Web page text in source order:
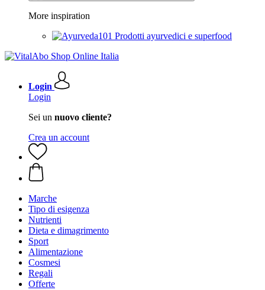
More inspiration
Prodotti ayurvedici e superfood
Login
Login
Sei un nuovo cliente?
Crea un account
Marche
Tipo di esigenza
Nutrienti
Dieta e dimagrimento
Sport
Alimentazione
Cosmesi
Regali
Offerte